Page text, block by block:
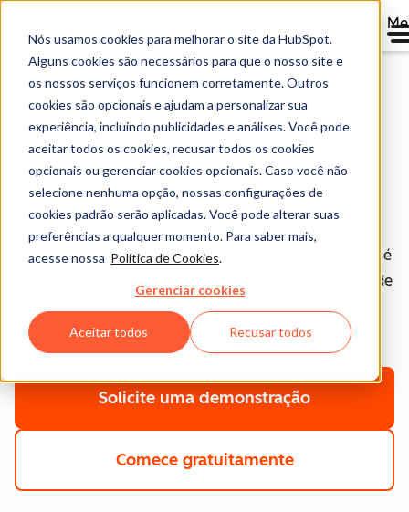
Nós usamos cookies para melhorar o site da HubSpot.
Alguns cookies são necessários para que o nosso site e
os nossos serviços funcionem corretamente. Outros
cookies são opcionais e ajudam a personalizar sua
experiência, incluindo publicidades e análises. Você pode
aceitar todos os cookies, recusar todos os cookies
opcionais ou gerenciar cookies opcionais. Caso você não
selecione nenhuma opção, nossas configurações de
cookies padrão serão aplicadas. Você pode alterar suas
preferências a qualquer momento. Para saber mais,
acesse nossa Política de Cookies.
Gerenciar cookies
Aceitar todos Recusar todos
Compare e comprove
Comparação de
software empresarial
Escolher um software para gerenciar seu negócio não é
uma decisão fácil. Por isso, criamos um comparativo de
que melhor atendem às suas necessidades.
Solicite uma demonstração
Comece gratuitamente